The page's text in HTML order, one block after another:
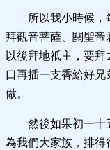
所以我小時候，
拜觀音菩薩、關聖
以後拜地祇主，要拜
口再插一支香給好
做。
然後如果初一十
為我們大家族，排得